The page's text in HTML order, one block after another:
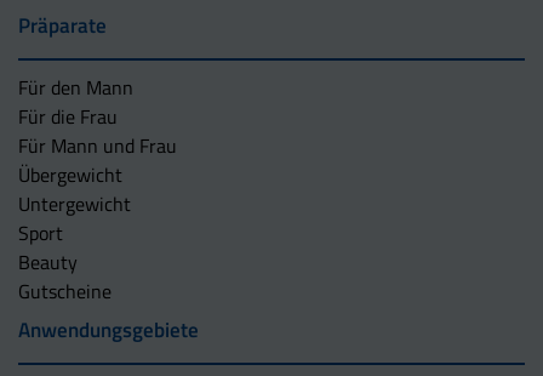
Präparate
Für den Mann
Für die Frau
Für Mann und Frau
Übergewicht
Untergewicht
Sport
Beauty
Gutscheine
Anwendungsgebiete